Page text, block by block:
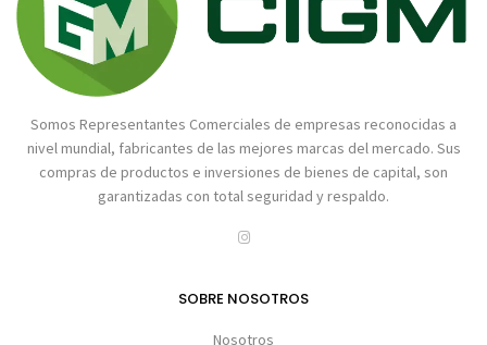
Somos Representantes Comerciales de empresas reconocidas a
nivel mundial, fabricantes de las mejores marcas del mercado. Sus
compras de productos e inversiones de bienes de capital, son
garantizadas con total seguridad y respaldo.
SOBRE NOSOTROS
Nosotros